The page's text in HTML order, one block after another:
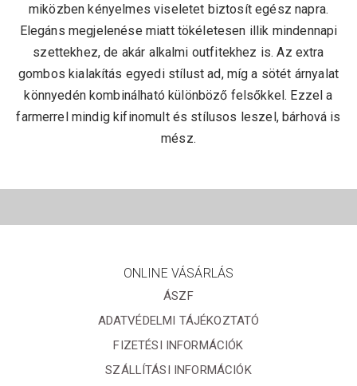
miközben kényelmes viseletet biztosít egész napra.
Elegáns megjelenése miatt tökéletesen illik mindennapi
szettekhez, de akár alkalmi outfitekhez is. Az extra
gombos kialakítás egyedi stílust ad, míg a sötét árnyalat
könnyedén kombinálható különböző felsőkkel. Ezzel a
farmerrel mindig kifinomult és stílusos leszel, bárhová is
mész.
ONLINE VÁSÁRLÁS
ÁSZF
ADATVÉDELMI TÁJÉKOZTATÓ
FIZETÉSI INFORMÁCIÓK
SZÁLLÍTÁSI INFORMÁCIÓK